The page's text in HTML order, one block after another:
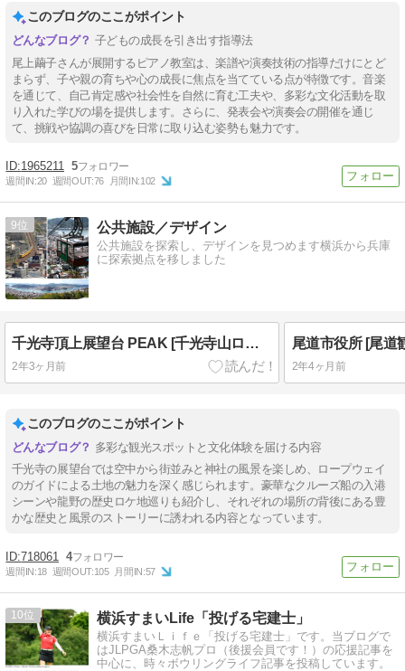
このブログのここがポイント
子どもの成長を引き出す指導法
尾上繭子さんが展開するピアノ教室は、楽譜や演奏技術の指導だけにとど
まらず、子や親の育ちや心の成長に焦点を当てている点が特徴です。音楽
を通じて、自己肯定感や社会性を自然に育む工夫や、多彩な文化活動を取
り入れた学びの場を提供します。さらに、発表会や演奏会の開催を通じ
て、挑戦や協調の喜びを日常に取り込む姿勢も魅力です。
1965211 5
週間IN:20 週間OUT:76 月間IN:102
9 公共施設／デザイン
公共施設を探索し、デザインを見つめます横浜から兵庫
に探索拠点を移しました
千光寺頂上展望台 PEAK [千光寺山ロープウェイ]
2年3ヶ月前 2年4ヶ月前
このブログのここがポイント
多彩な観光スポットと文化体験を届ける内容
千光寺の展望台では空中から街並みと神社の風景を楽しめ、ロープウェイ
のガイドによる土地の魅力を深く感じられます。豪華なクルーズ船の入港
シーンや龍野の歴史ロケ地巡りも紹介し、それぞれの場所の背後にある豊
かな歴史と風景のストーリーに誘われる内容となっています。
718061 4
週間IN:18 週間OUT:105 月間IN:57
10 横浜すまいLife「投げる宅建士」
横浜すまいＬｉｆｅ「投げる宅建士」です。当ブログで
はJLPGA桑木志帆プロ（後援会員です！）の応援記事を
中心に、時々ボウリングライフ記事を投稿しています。